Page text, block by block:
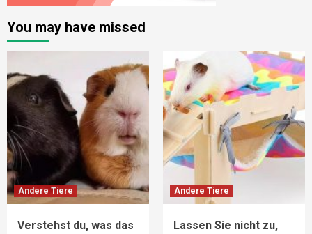
You may have missed
Andere Tiere
Verstehst du, was das
Andere Tiere
Lassen Sie nicht zu,